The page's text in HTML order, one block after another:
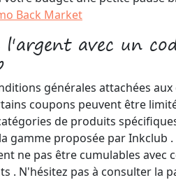
Back Market
l'argent avec un
générales attachées aux
coupons peuvent être
de produits
gamme proposée par Inkclub .
ne pas être cumulables avec
. N'hésitez pas à consulter la